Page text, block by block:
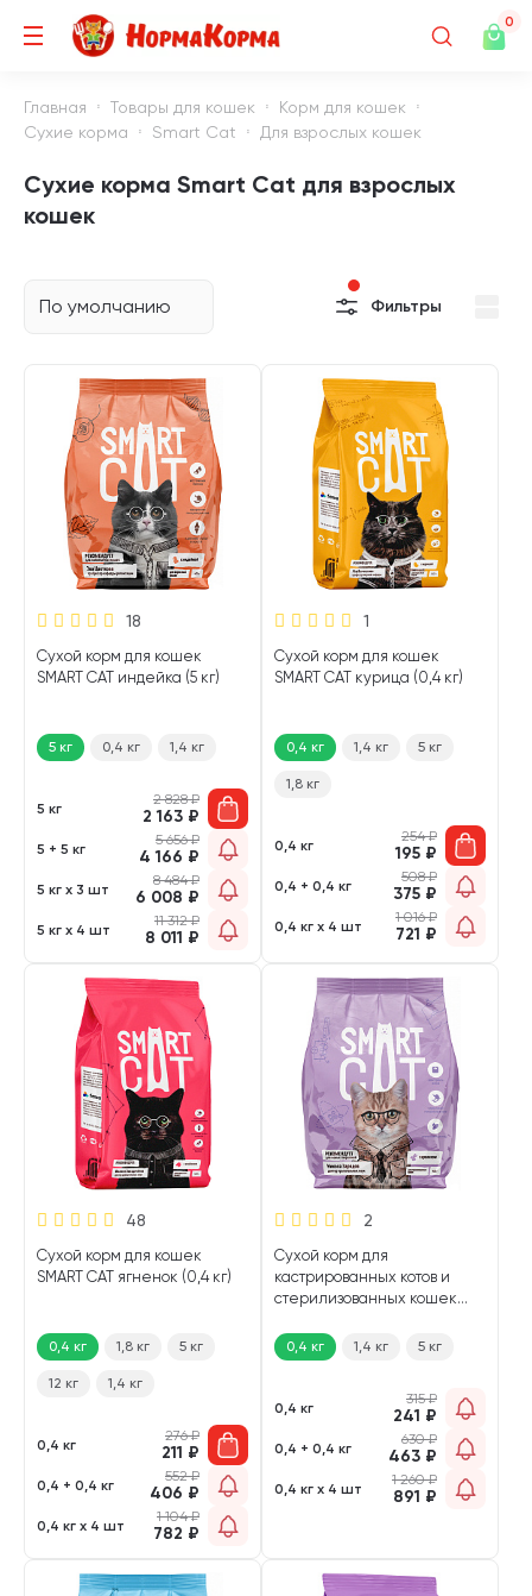
0
Главная Товары для кошек
Корм для кошек
Сухие корма
Smart Cat Для взрослых кошек
Сухие корма Smart Cat для взрослых
кошек
По умолчанию Фильтры
18
Сухой корм для кошек
SMART CAT индейка (5 кг)
5 кг 0,4 кг 1,4 кг
5 кг
2 828₽
2 163 ₽
5 + 5 кг
5 656₽
4 166 ₽
5 кг х 3 шт
8 484₽
6 008 ₽
5 кг х 4 шт
11 312₽
8 011 ₽
1
Сухой корм для кошек
SMART CAT курица (0,4 кг)
0,4 кг 1,4 кг 5 кг
1,8 кг
0,4 кг
254₽
195 ₽
0,4 + 0,4 кг
508₽
375 ₽
0,4 кг х 4 шт
1 016₽
721 ₽
48
Сухой корм для кошек
SMART CAT ягненок (0,4 кг)
0,4 кг 1,8 кг 5 кг
12 кг 1,4 кг
0,4 кг
276₽
211 ₽
0,4 + 0,4 кг
552₽
406 ₽
0,4 кг х 4 шт
1 104₽
782 ₽
2
Сухой корм для
кастрированных котов и
стерилизованных кошек
0,4 кг 1,4 кг 5 кг
0,4 кг
315₽
241 ₽
0,4 + 0,4 кг
630₽
463 ₽
0,4 кг х 4 шт
1 260₽
891 ₽